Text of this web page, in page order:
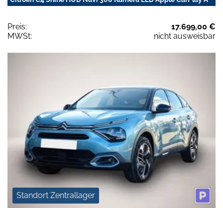
Preis:
17.699,00 €
MWSt:
nicht ausweisbar
Standort Zentrallager